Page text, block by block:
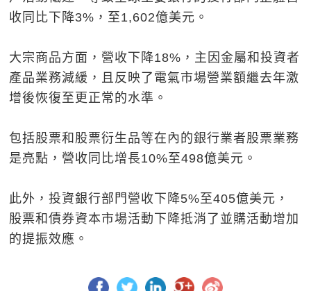
收同比下降3%，至1,602億美元。
大宗商品方面，營收下降18%，主因金屬和投資者
產品業務減緩，且反映了電氣市場營業額繼去年激
增後恢復至更正常的水準。
包括股票和股票衍生品等在內的銀行業者股票業務
是亮點，營收同比增長10%至498億美元。
此外，投資銀行部門營收下降5%至405億美元，
股票和債券資本市場活動下降抵消了並購活動增加
的提振效應。